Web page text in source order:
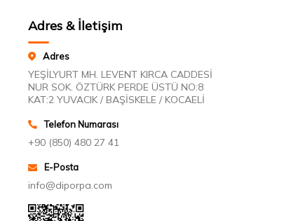
Adres & İletişim
Adres
YEŞİLYURT MH. LEVENT KIRCA CADDESİ
NUR SOK. ÖZTÜRK PERDE ÜSTÜ NO:8
KAT:2 YUVACIK / BAŞİSKELE / KOCAELİ
Telefon Numarası
+90 (850) 480 27 41
E-Posta
info@diporpa.com